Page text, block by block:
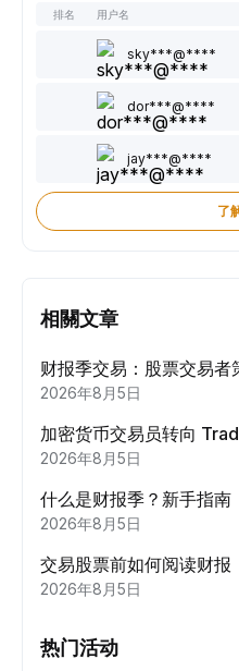
排名 用户名
sky***@****
dor***@****
jay***@****
了
相關文章
财报季交易：股票交易者
2026年8月5日
加密货币交易员转向
2026年8月5日
什么是财报季？新手指南
2026年8月5日
交易股票前如何阅读财报
2026年8月5日
热门活动